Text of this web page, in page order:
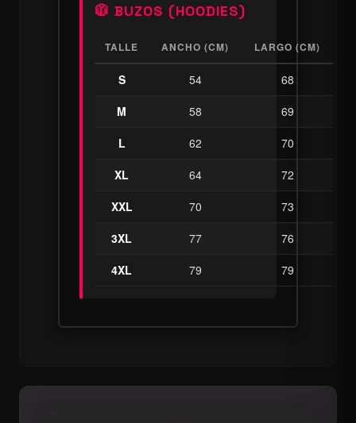
🧥 BUZOS (HOODIES)
TALLE ANCHO (CM) LARGO (CM)
S 54
68
M
58
69
L
62
70
XL
64
72
XXL
70
73
3XL
77
76
4XL
79 79